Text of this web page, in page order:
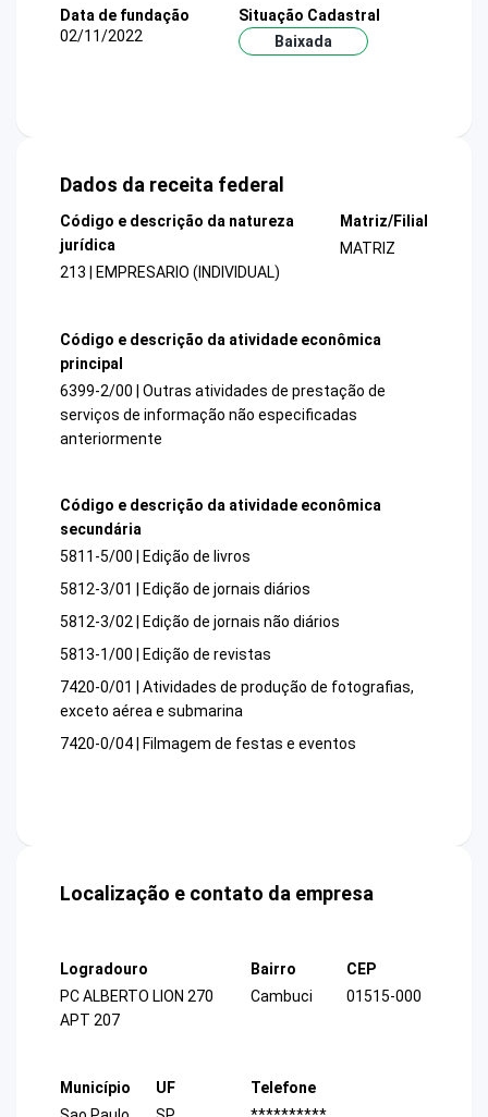
Data de fundação
02/11/2022
Situação Cadastral
Baixada
Dados da receita federal
Código e descrição da natureza
jurídica
213 | EMPRESARIO (INDIVIDUAL)
Matriz/Filial
MATRIZ
Código e descrição da atividade econômica
principal
6399-2/00 | Outras atividades de prestação de
serviços de informação não especificadas
anteriormente
Código e descrição da atividade econômica
secundária
5811-5/00 | Edição de livros
5812-3/01 | Edição de jornais diários
5812-3/02 | Edição de jornais não diários
5813-1/00 | Edição de revistas
7420-0/01 | Atividades de produção de fotografias,
exceto aérea e submarina
7420-0/04 | Filmagem de festas e eventos
Localização e contato da empresa
Logradouro
PC ALBERTO LION 270
APT 207
Bairro
Cambuci
CEP
01515-000
Município
UF
Telefone